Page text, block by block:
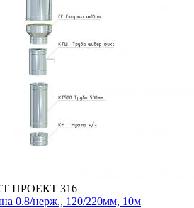
ПРОЕКТ 316
0.8/нерж., 120/220мм, 10м